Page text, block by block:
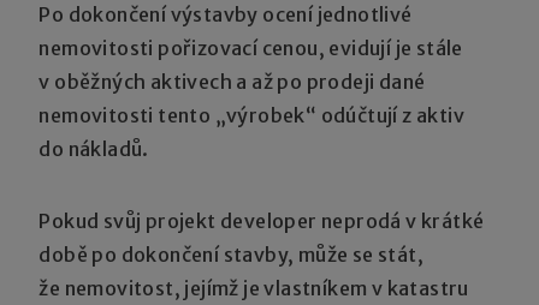
Po dokončení výstavby ocení jednotlivé
nemovitosti pořizovací cenou, evidují je stále
v oběžných aktivech a až po prodeji dané
nemovitosti tento „výrobek“ odúčtují z aktiv
do nákladů.
Pokud svůj projekt developer neprodá v krátké
době po dokončení stavby, může se stát,
že nemovitost, jejímž je vlastníkem v katastru